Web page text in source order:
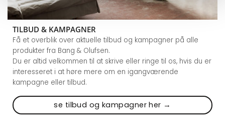
TILBUD & KAMPAGNER
Få et overblik over aktuelle tilbud og kampagner på alle
produkter fra Bang & Olufsen.
Du er altid velkommen til at skrive eller ringe til os, hvis du er
interesseret i at høre mere om en igangværende
kampagne eller tilbud.
se tilbud og kampagner her →